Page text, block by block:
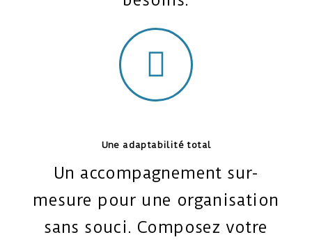
Une adaptabilité total
Un accompagnement sur-
mesure pour une organisation
sans souci. Composez votre